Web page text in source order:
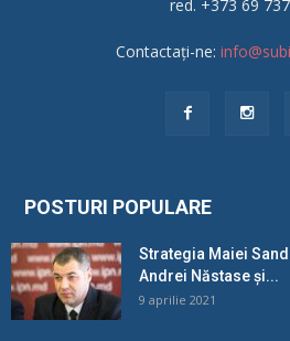
red. +373 69
Contactați-ne:
POSTURI POPULARE
Strategia Maiei
Andrei Năstase și...
9 aprilie 2021